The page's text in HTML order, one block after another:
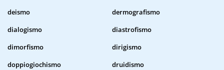
deismo
dermografismo
dialogismo
diastrofismo
dimorfismo
dirigismo
doppiogiochismo
druidismo